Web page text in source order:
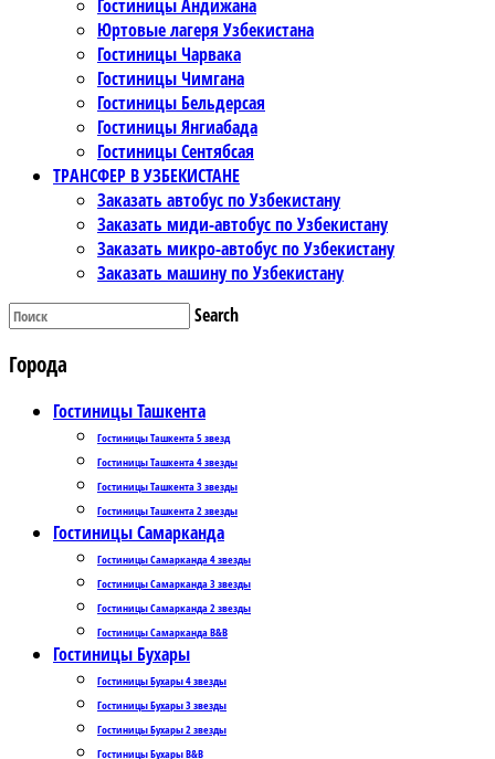
Гостиницы Андижана
Юртовые лагеря Узбекистана
Гостиницы Чарвака
Гостиницы Чимгана
Гостиницы Бельдерсая
Гостиницы Янгиабада
Гостиницы Сентябсая
ТРАНСФЕР В УЗБЕКИСТАНЕ
Заказать автобус по Узбекистану
Заказать миди-автобус по Узбекистану
Заказать микро-автобус по Узбекистану
Заказать машину по Узбекистану
Search
Города
Гостиницы Ташкента
Гостиницы Ташкента 5 звезд
Гостиницы Ташкента 4 звезды
Гостиницы Ташкента 3 звезды
Гостиницы Ташкента 2 звезды
Гостиницы Самарканда
Гостиницы Самарканда 4 звезды
Гостиницы Самарканда 3 звезды
Гостиницы Самарканда 2 звезды
Гостиницы Самарканда B&B
Гостиницы Бухары
Гостиницы Бухары 4 звезды
Гостиницы Бухары 3 звезды
Гостиницы Бухары 2 звезды
Гостиницы Бухары B&B